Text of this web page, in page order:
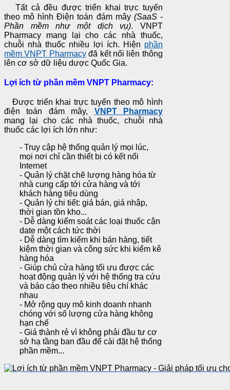
Tất cả đều được triển khai trực tuyến
theo mô hình Điện toán đám mây (SaaS -
Phần mềm như một dịch vụ). VNPT
Pharmacy mang lại cho các nhà thuốc,
chuỗi nhà thuốc nhiều lợi ích. Hiện phần
mềm VNPT Pharmacyđã kết nối liên thông
lên cơ sở dữ liệu dược Quốc Gia.
Lợi ích từ phần mềm VNPT Pharmacy:
Được triển khai trực tuyến theo mô hình
điện toán đám mây, VNPT Pharmacy
mang lại cho các nhà thuốc, chuỗi nhà
thuốc các lợi ích lớn như:
- Truy cập hệ thống quản lý mọi lúc,
mọi nơi chỉ cần thiết bị có kết nối
Internet
- Quản lý chặt chẽ lượng hàng hóa từ
nhà cung cấp tới cửa hàng và tới
khách hàng tiêu dùng
- Quản lý chi tiết: giá bán, giá nhập,
thời gian tồn kho...
- Dễ dàng kiểm soát các loại thuốc cận
date một cách tức thời
- Dễ dàng tìm kiếm khi bán hàng, tiết
kiệm thời gian và công sức khi kiểm kê
hàng hóa
- Giúp chủ cửa hàng tối ưu được các
hoạt động quản lý với hệ thống tra cứu
và báo cáo theo nhiều tiêu chí khác
nhau
- Mở rộng quy mô kinh doanh nhanh
chóng với số lượng cửa hàng không
hạn chế
- Giá thành rẻ vì không phải đầu tư cơ
sở hạ tầng ban đầu để cài đặt hệ thống
phần mềm...